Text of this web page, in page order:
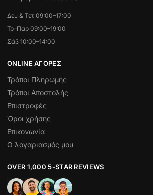
Δευ & Τετ 09:00–17:00
Τρ–Παρ 09:00–19:00
Σάβ 10:00–14:00
ONLINE ΑΓΟΡΕΣ
Τρόποι Πληρωμής
Τρόποι Αποστολής
Επιστροφές
Όροι χρήσης
Επικονωνία
Ο λογαριασμός μου
OVER 1,000 5-STAR REVIEWS